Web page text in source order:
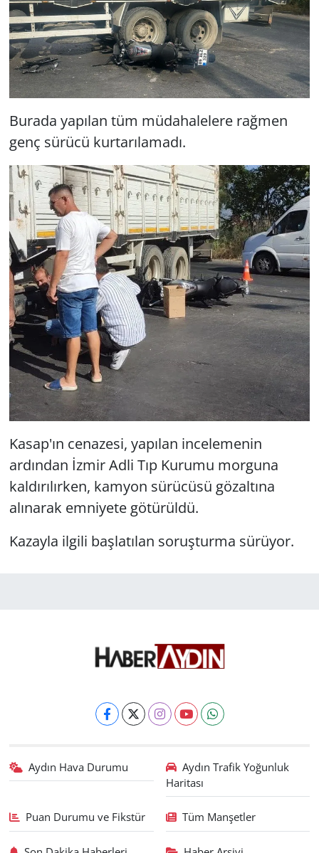
Burada yapılan tüm müdahalelere rağmen
genç sürücü kurtarılamadı.
Kasap'ın cenazesi, yapılan incelemenin
ardından İzmir Adli Tıp Kurumu morguna
kaldırılırken, kamyon sürücüsü gözaltına
alınarak emniyete götürüldü.
Kazayla ilgili başlatılan soruşturma sürüyor.
Aydın Hava Durumu
Aydın Trafik Yoğunluk
Haritası
Puan Durumu ve Fikstür Tüm Manşetler